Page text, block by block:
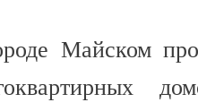
Майском